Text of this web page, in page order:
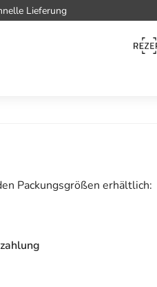
Lieferung
Packungsgrößen erhältlich: